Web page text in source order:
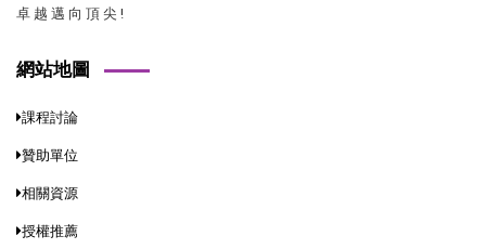
卓 越 邁 向 頂 尖 !
網站地圖
課程討論
贊助單位
相關資源
授權推薦